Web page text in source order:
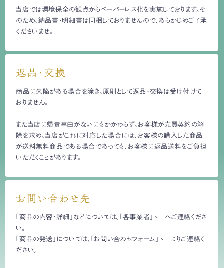
当店では環境保全の観点からペーパーレス化を実施しております。そ
のため、納品書・明細書は同梱しておりませんので、あらかじめご了承
くださいませ。
返品・交換
商品に欠陥がある場合を除き、原則として返品・交換は受け付けて
おりません。
また当店に帰責事由がないにもかかわらず、お客様が売買契約の解
除を求め、当店がこれに対応した場合には、お客様の購入した商品
が送料無料商品である場合であっても、お客様に返品送料をご負担
いただくことがあります。
お問い合わせ先
「商品の内容・詳細」などについては、 「各事業者」
へご連絡くださ
い。
「商品の発送」については、
「お問い合わせフォーム」
よりご連絡く
ださい。